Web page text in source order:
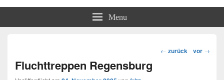
Menu
Beitragsnavigation
← zurück vor →
Fluchttreppen Regensburg